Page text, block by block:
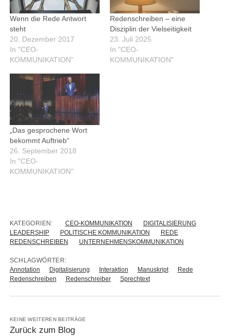
Wenn die Rede Antwort
steht
20. Dezember 2017
In "CEO-
KOMMUNIKATION"
Redenschreiben – eine
Disziplin der Vielseitigkeit
23. Juli 2025
In "CEO-
KOMMUNIKATION"
„Das gesprochene Wort
bekommt Auftrieb“
26. September 2018
In "CEO-
KOMMUNIKATION"
KATEGORIEN: CEO-KOMMUNIKATION
DIGITALISIERUNG
LEADERSHIP
POLITISCHE KOMMUNIKATION
REDE
REDENSCHREIBEN
UNTERNEHMENSKOMMUNIKATION
SCHLAGWÖRTER:
Annotation
Digitalisierung Interaktion Manuskript
Rede
Redenschreiben
Redenschreiber Sprechtext
KEINE WEITEREN BEITRÄGE
Zurück zum Blog